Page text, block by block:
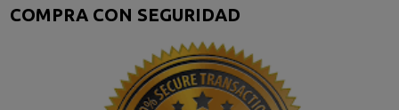
COMPRA CON SEGURIDAD